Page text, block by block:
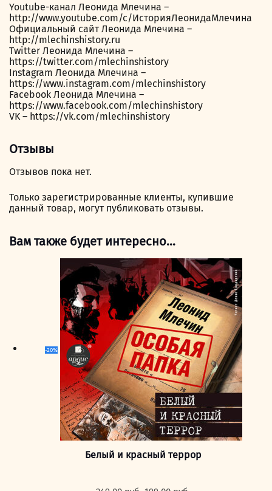
Youtube-канал Леонида Млечина –
http://www.youtube.com/c/ИсторияЛеонидаМлечина
Официальный сайт Леонида Млечина –
http://mlechinshistory.ru
Twitter Леонида Млечина –
https://twitter.com/mlechinshistory
Instagram Леонида Млечина –
https://www.instagram.com/mlechinshistory
Facebook Леонида Млечина –
https://www.facebook.com/mlechinshistory
VK – https://vk.com/mlechinshistory
Отзывы
Отзывов пока нет.
Только зарегистрированные клиенты, купившие
данный товар, могут публиковать отзывы.
Вам также будет интересно…
-20%
Белый и красный террор